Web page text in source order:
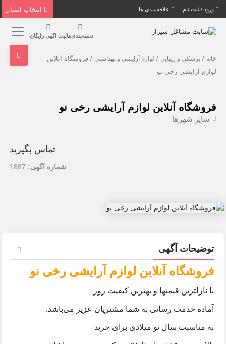
ورود / ثبت نام علاقه‌مندی ها
دسته‌بندی‌هاثبت اگهی رایگان
خانه /پزشکی و زیبایی / لوازم آرایشی و بهداشتی / فروشگاه آنلاین
لوازم آرایشی رخی نو
فروشگاه آنلاین لوازم آرایشی رخی نو
سایر شهرها
تماس بگیرید
شماره آگهی: 1887
توضیحات آگهی
فروشگاه آنلاین لوازم آرایشی رخی نو
با نازلترین قیمتها و بهترین کیفیت روز
آماده خدمت رسانی به شما مشتریان عزیز می‌باشد.
به مناسبت سال نو میلادی برای خرید